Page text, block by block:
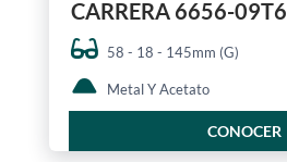
CARRERA 6656-09T6
58 - 18 - 145mm (G)
Metal Y Acetato
CONOCER